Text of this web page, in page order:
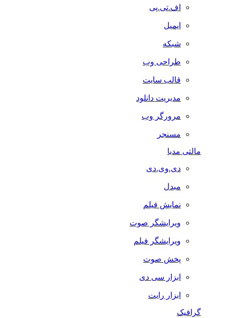
اف.تی.پی
ایمیل
شبکه
طراحی وب
قالب سایت
مدیریت دانلود
مرورگر وب
مسنجر
مالتی مدیا
دی.وی.دی
مبدل
نمایش فیلم
ویرایشگر صوت
ویرایشگر فیلم
پخش صوت
ابزار سی دی
ابزار رایت
گرافیک